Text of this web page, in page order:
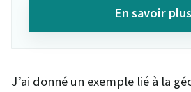
En savoir
J’ai donné un exemple lié à la